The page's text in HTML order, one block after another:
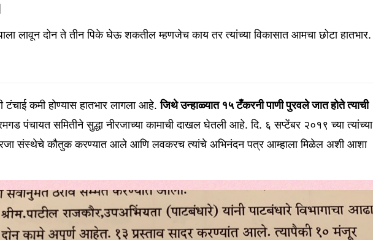
लावून दोन ते तीन पिके घेऊ शकतील म्हणजेच काय तर त्यांच्या विकासात आमचा छोटा हातभार.
टंचाई कमी होण्यास हातभार लागला आहे.जिथेउन्हाळ्यात १५टँकरनीपाणीपुरवलेजातहोतेत्याची
पंचायत समितीने सुद्धा नीरजाच्या कामाची दाखल घेतली आहे.दि. ६ सप्टेंबर २०१९ च्या त्यांच्या
संस्थेचे कौतुक करण्यात आले आणि लवकरच त्यांचे अभिनंदन पत्र आम्हाला मिळेल अशी आशा